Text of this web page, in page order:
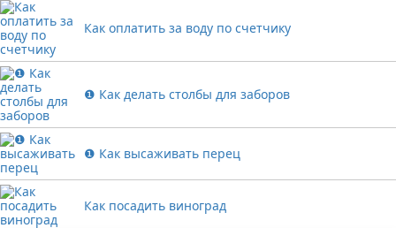
Как оплатить за воду по счетчику
❶ Как делать столбы для заборов
❶ Как высаживать перец
Как посадить виноград